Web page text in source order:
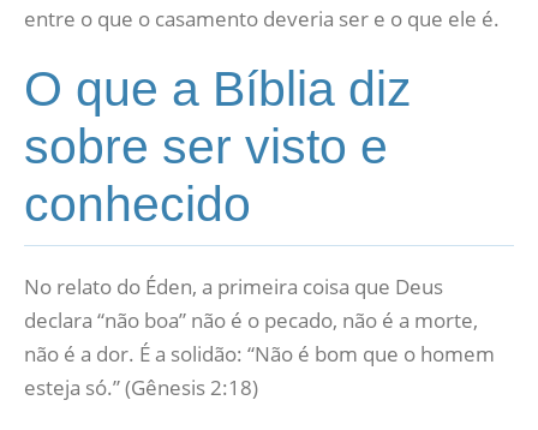
entre o que o casamento deveria ser e o que ele é.
O que a Bíblia diz
sobre ser visto e
conhecido
No relato do Éden, a primeira coisa que Deus
declara “não boa” não é o pecado, não é a morte,
não é a dor. É a solidão: “Não é bom que o homem
esteja só.” (Gênesis 2:18)